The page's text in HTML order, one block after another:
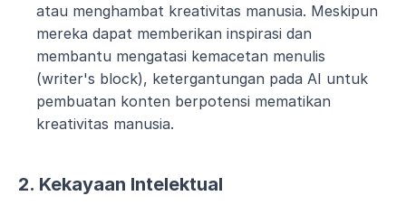
atau menghambat kreativitas manusia. Meskipun
mereka dapat memberikan inspirasi dan
membantu mengatasi kemacetan menulis
(writer's block), ketergantungan pada AI untuk
pembuatan konten berpotensi mematikan
kreativitas manusia.
2. Kekayaan Intelektual